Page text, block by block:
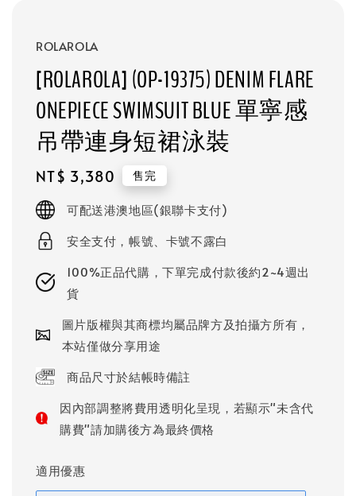
ROLAROLA
[ROLAROLA] (OP-19375) DENIM FLARE
ONEPIECE SWIMSUIT BLUE 單寧感
吊帶連身短裙泳裝
Regular
price
NT$ 3,380 售完
可配送港澳地區(銀聯卡支付)
安全支付，帳號、卡號不露白
100%正品代購，下單完成付款後約2~4週出
貨
圖片版權與其商標均屬品牌方及拍攝方所有，
本站僅做分享用途
商品尺寸於結帳時備註
因內部調整將費用透明化呈現，若顯示"未含代
購費"請加購後方為最終價格
適用優惠